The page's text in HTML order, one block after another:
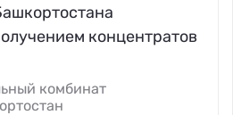
концентратов
комбинат